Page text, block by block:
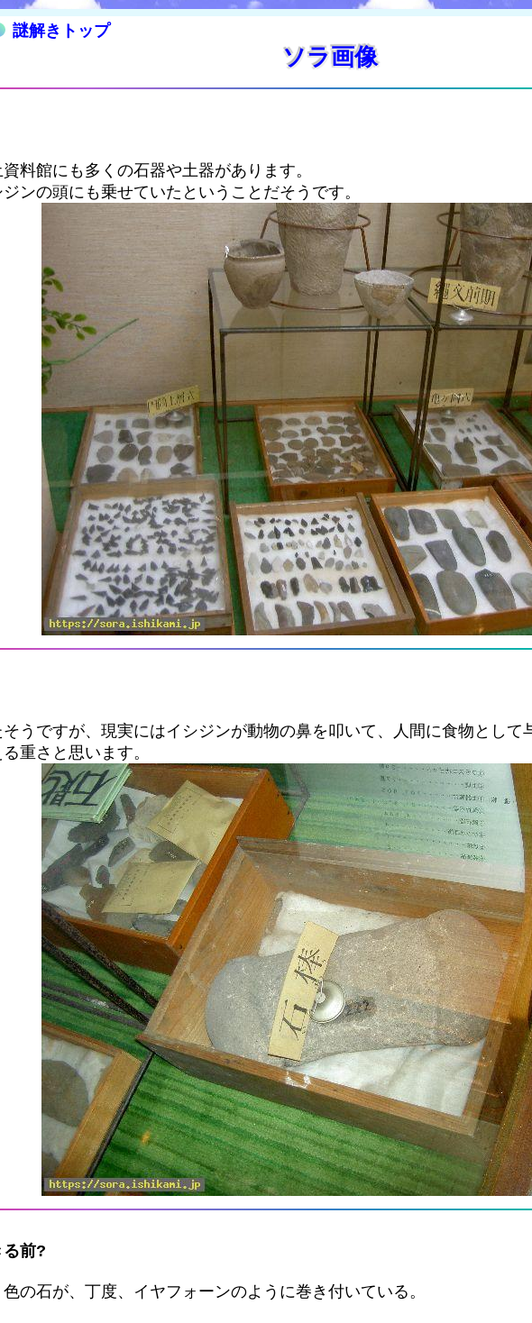
謎解きトップ
ソラ画像
料館にも多くの石器や土器があります。
ンの頭にも乗せていたということだそうです。
うですが、現実にはイシジンが動物の鼻を叩いて、人間に食物として
重さと思います。
前?
の石が、丁度、イヤフォーンのように巻き付いている。